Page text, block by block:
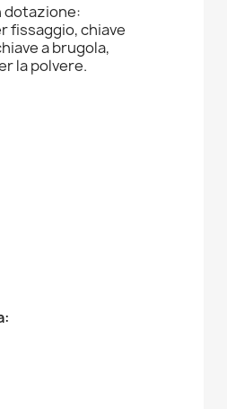
dotazione:
fissaggio, chiave
a brugola,
la polvere.